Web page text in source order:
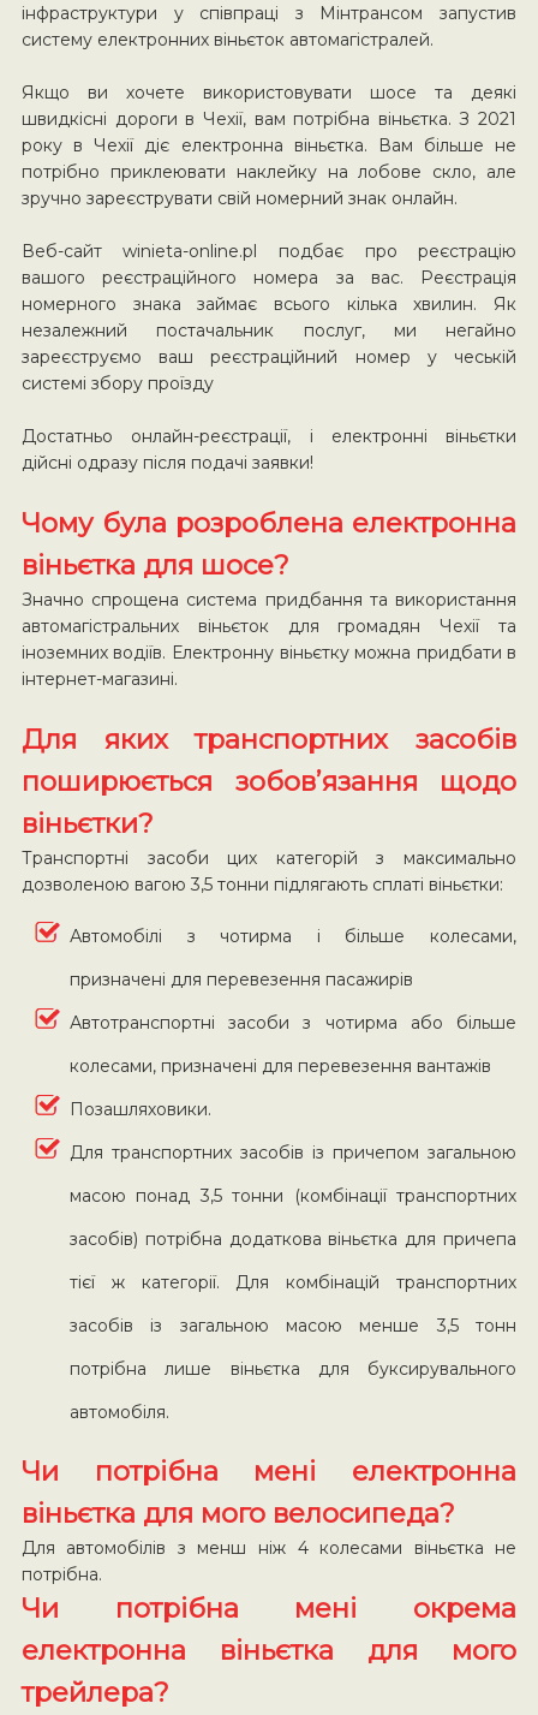
інфраструктури у співпраці з Мінтрансом запустив
систему електронних віньєток автомагістралей.
Якщо ви хочете використовувати шосе та деякі
швидкісні дороги в Чехії, вам потрібна віньєтка. З 2021
року в Чехії діє електронна віньєтка. Вам більше не
потрібно приклеювати наклейку на лобове скло, але
зручно зареєструвати свій номерний знак онлайн.
Веб-сайт winieta-online.pl подбає про реєстрацію
вашого реєстраційного номера за вас. Реєстрація
номерного знака займає всього кілька хвилин. Як
незалежний постачальник послуг, ми негайно
зареєструємо ваш реєстраційний номер у чеській
системі збору проїзду
Достатньо онлайн-реєстрації, і електронні віньєтки
дійсні одразу після подачі заявки!
Чому була розроблена електронна
віньєтка для шосе?
Значно спрощена система придбання та використання
автомагістральних віньєток для громадян Чехії та
іноземних водіїв. Електронну віньєтку можна придбати в
інтернет-магазині.
Для яких транспортних засобів
поширюється зобов’язання щодо
віньєтки?
Транспортні засоби цих категорій з максимально
дозволеною вагою 3,5 тонни підлягають сплаті віньєтки:
Автомобілі з чотирма і більше колесами,
призначені для перевезення пасажирів
Автотранспортні засоби з чотирма або більше
колесами, призначені для перевезення вантажів
Позашляховики.
Для транспортних засобів із причепом загальною
масою понад 3,5 тонни (комбінації транспортних
засобів) потрібна додаткова віньєтка для причепа
тієї ж категорії. Для комбінацій транспортних
засобів із загальною масою менше 3,5 тонн
потрібна лише віньєтка для буксирувального
автомобіля.
Чи потрібна мені електронна
віньєтка для мого велосипеда?
Для автомобілів з менш ніж 4 колесами віньєтка не
потрібна.
Чи потрібна мені окрема
електронна віньєтка для мого
трейлера?